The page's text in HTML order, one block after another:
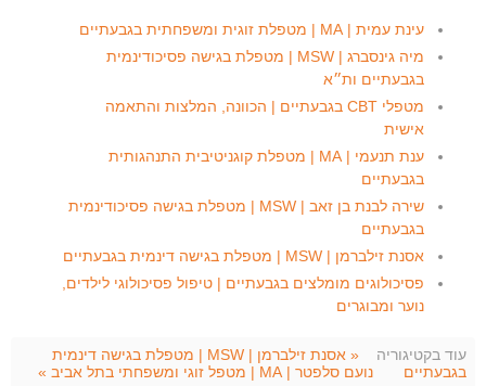
עינת עמית | MA | מטפלת זוגית ומשפחתית בגבעתיים
מיה גינסברג | MSW | מטפלת בגישה פסיכודינמית
בגבעתיים ות״א
מטפלי CBT בגבעתיים | הכוונה, המלצות והתאמה
אישית
ענת תנעמי | MA | מטפלת קוגניטיבית התנהגותית
בגבעתיים
שירה לבנת בן זאב | MSW | מטפלת בגישה פסיכודינמית
בגבעתיים
אסנת זילברמן | MSW | מטפלת בגישה דינמית בגבעתיים
פסיכולוגים מומלצים בגבעתיים | טיפול פסיכולוגי לילדים,
נוער ומבוגרים
עוד בקטיגוריה
« אסנת זילברמן | MSW | מטפלת בגישה דינמית
בגבעתיים
נועם סלפטר | MA | מטפל זוגי ומשפחתי בתל אביב »